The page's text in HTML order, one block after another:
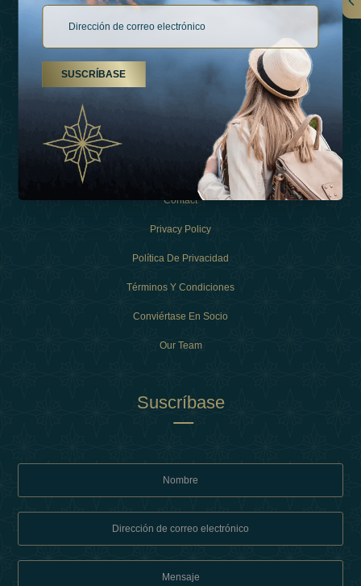
Tipos De Vacaciones
Contact
Privacy Policy
Política De Privacidad
Términos Y Condiciones
Conviértase En Socio
Our Team
Suscríbase
SUSCRÍBASE